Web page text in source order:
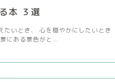
本 ３選
たいとき、 心を穏やかにしたいとき
にある景色がと...